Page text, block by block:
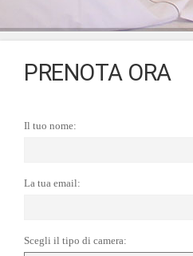
PRENOTA ORA
Il tuo nome:
La tua email:
Scegli il tipo di camera: